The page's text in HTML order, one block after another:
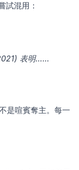
試混用：
表明……
是喧賓奪主。每一